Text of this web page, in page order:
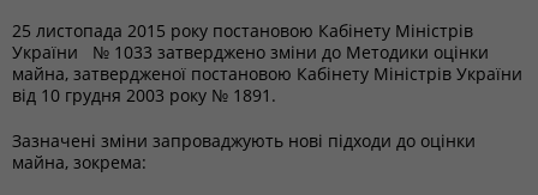
25 листопада 2015 року постановою Кабінету Міністрів
України № 1033 затверджено зміни до Методики оцінки
майна, затвердженої постановою Кабінету Міністрів України
від 10 грудня 2003 року № 1891.
Зазначені зміни запроваджують нові підходи до оцінки
майна, зокрема: